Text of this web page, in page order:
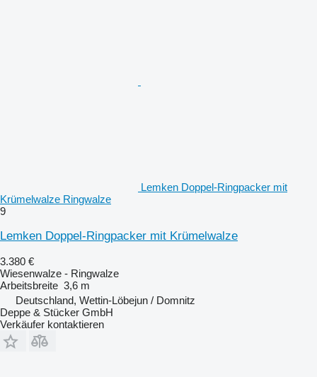
Lemken Doppel-Ringpacker mit
Krümelwalze Ringwalze
9
Lemken Doppel-Ringpacker mit Krümelwalze
3.380 €
Wiesenwalze - Ringwalze
Arbeitsbreite 3,6 m
Deutschland, Wettin-Löbejun / Domnitz
Deppe & Stücker GmbH
Verkäufer kontaktieren